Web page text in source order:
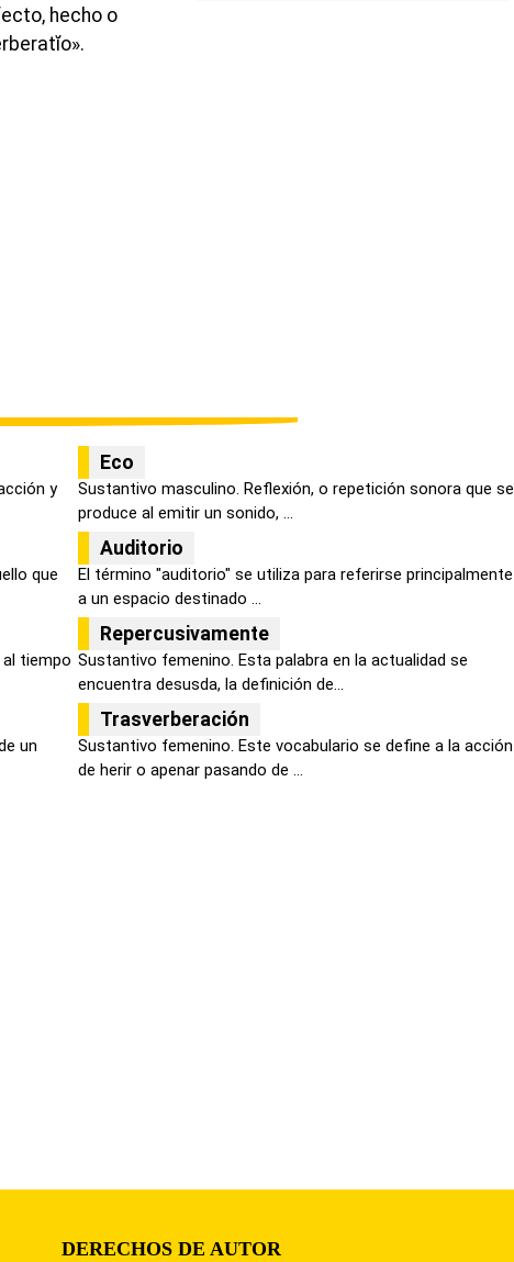
hecho o
y
Eco
Sustantivo masculino. Reflexión, o repetición sonora que se
produce al emitir un sonido, ...
que
Auditorio
El término "auditorio" se utiliza para referirse principalmente
a un espacio destinado ...
tiempo
Repercusivamente
Sustantivo femenino. Esta palabra en la actualidad se
encuentra desusda, la definición de...
un
Trasverberación
Sustantivo femenino. Este vocabulario se define a la acción
de herir o apenar pasando de ...
DERECHOS DE AUTOR